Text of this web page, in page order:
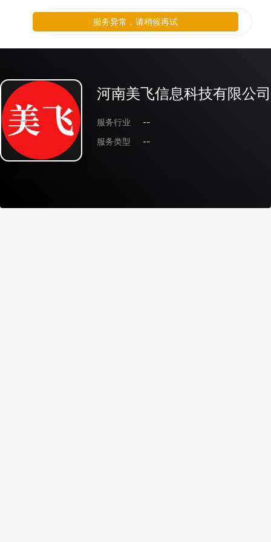
河南美飞信息科技有限公司
服务行业
--
服务类型
--
服务异常，请稍候再试